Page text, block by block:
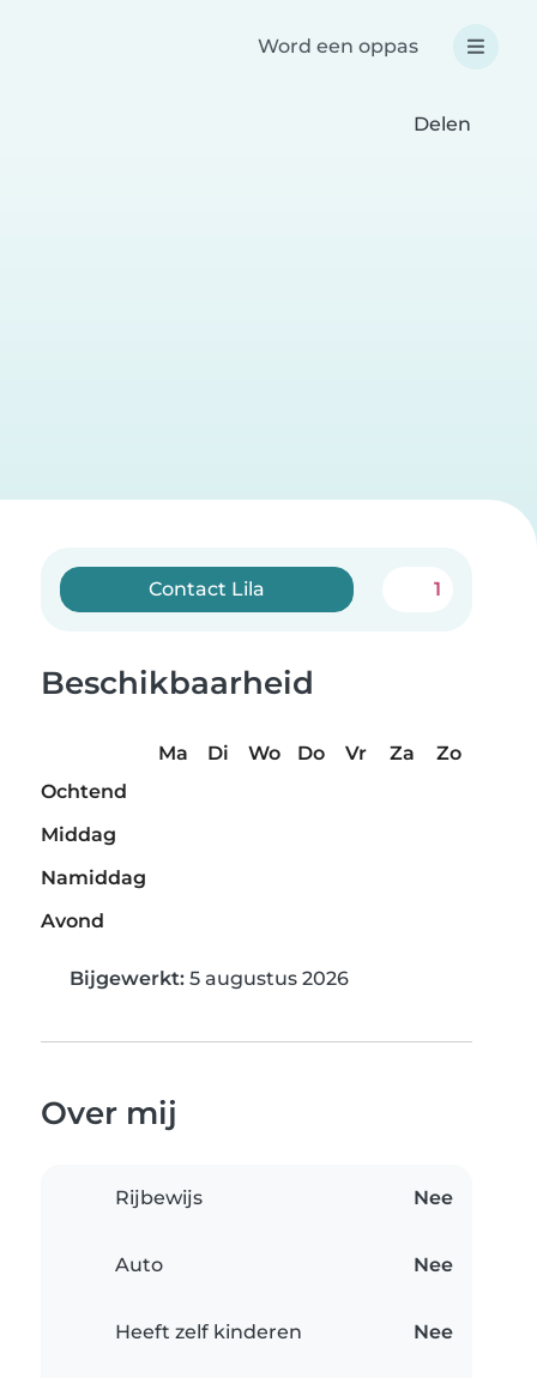
Word een oppas
Delen
Contact Lila 1
Beschikbaarheid
Ma Di Wo Do Vr Za
Zo
Ochtend
Middag
Namiddag
Avond
Bijgewerkt: 5 augustus 2026
Over mij
Rijbewijs Nee
Auto Nee
Heeft zelf kinderen Nee